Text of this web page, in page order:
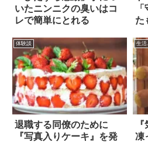
いたニンニクの臭いはコ
レで簡単にとれる
た
体験談
退職する同僚のために
『写真入りケーキ』を発
生活
凍